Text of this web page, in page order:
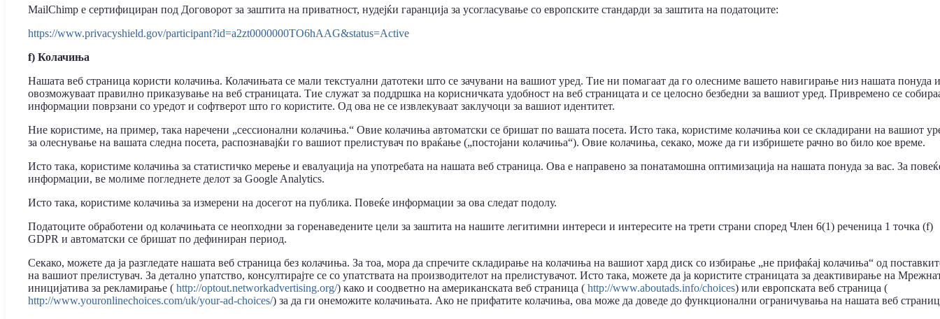
MailChimp е сертифициран под Договорот за заштита на приватност, нудејќи гаранција за усогласување со европските стандарди за заштита на податоците:
https://www.privacyshield.gov/participant?id=a2zt0000000TO6hAAG&status=Active
f) Колачиња
Нашата веб страница користи колачиња. Колачињата се мали текстуални датотеки што се зачувани на вашиот уред. Тие ни помагаат да го олесниме вашето навигирање низ нашата понуда и
овозможуваат правилно приказување на веб страницата. Тие служат за поддршка на корисничката удобност на веб страницата и се целосно безбедни за вашиот уред. Привремено се
информации поврзани со уредот и софтверот што го користите. Од ова не се извлекуваат заклучоци за вашиот идентитет.
Ние користиме, на пример, така наречени „сессионални колачиња.“ Овие колачиња автоматски се бришат по вашата посета. Исто така, користиме колачиња кои се складирани на вашиот
за олеснување на вашата следна посета, распознавајќи го вашиот прелистувач по враќање („постојани колачиња“). Овие колачиња, секако, може да ги избришете рачно во било кое време.
Исто така, користиме колачиња за статистичко мерење и евалуација на употребата на нашата веб страница. Ова е направено за понатамошна оптимизација на нашата понуда за вас. За
информации, ве молиме погледнете делот за Google Analytics.
Исто така, користиме колачиња за измерени на досегот на публика. Повеќе информации за ова следат подолу.
Податоците обработени од колачињата се неопходни за горенаведените цели за заштита на нашите легитимни интереси и интересите на трети страни според Член 6(1) реченица 1 точка (f)
GDPR и автоматски се бришат по дефиниран период.
Секако, можете да ја разгледате нашата веб страница без колачиња. За тоа, мора да спречите складирање на колачиња на вашиот хард диск со избирање „не прифаќај колачиња“ од
на вашиот прелистувач. За детално упатство, консултирајте се со упатствата на производителот на прелистувачот. Исто така, можете да ја користите страницата за деактивирање на
иницијатива за рекламирање ( http://optout.networkadvertising.org/) како и соодветно на американската веб страница ( http://www.aboutads.info/choices) или европската веб страница (
http://www.youronlinechoices.com/uk/your-ad-choices/) за да ги онеможите колачињата. Ако не прифатите колачиња, ова може да доведе до функционални ограничувања на нашата веб